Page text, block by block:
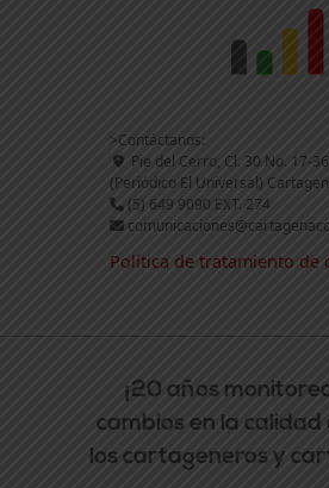
>Contáctanos:
Pie del Cerro, Cl. 30 No. 17-36
(Periódico El Universal)
(5) 649 9090 EXT. 274
Política de tratamiento de
¡20 años
cambios en la calidad
los cartageneros y